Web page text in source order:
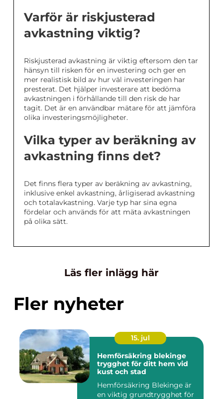
Varför är riskjusterad
avkastning viktig?
Riskjusterad avkastning är viktig eftersom den tar
hänsyn till risken för en investering och ger en
mer realistisk bild av hur väl investeringen har
presterat. Det hjälper investerare att bedöma
avkastningen i förhållande till den risk de har
tagit. Det är en användbar mätare för att jämföra
olika investeringsmöjligheter.
Vilka typer av beräkning av
avkastning finns det?
Det finns flera typer av beräkning av avkastning,
inklusive enkel avkastning, årligiserad avkastning
och totalavkastning. Varje typ har sina egna
fördelar och används för att mäta avkastningen
på olika sätt.
Läs fler inlägg här
Fler nyheter
15. jul
Hemförsäkring blekinge
trygghet för ditt hem vid
kust och stad
Hemförsäkring Blekinge är
en viktig grundtrygghet för